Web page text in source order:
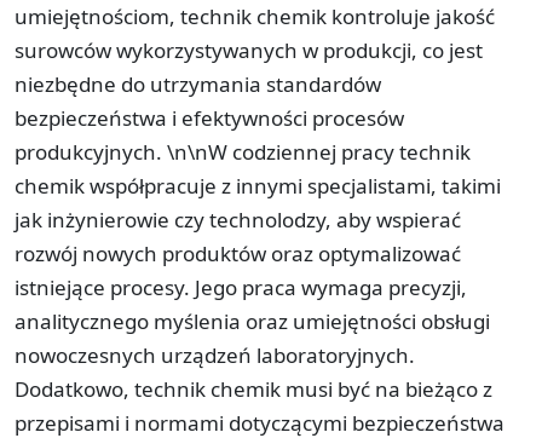
umiejętnościom, technik chemik kontroluje jakość
surowców wykorzystywanych w produkcji, co jest
niezbędne do utrzymania standardów
bezpieczeństwa i efektywności procesów
produkcyjnych. \n\nW codziennej pracy technik
chemik współpracuje z innymi specjalistami, takimi
jak inżynierowie czy technolodzy, aby wspierać
rozwój nowych produktów oraz optymalizować
istniejące procesy. Jego praca wymaga precyzji,
analitycznego myślenia oraz umiejętności obsługi
nowoczesnych urządzeń laboratoryjnych.
Dodatkowo, technik chemik musi być na bieżąco z
przepisami i normami dotyczącymi bezpieczeństwa